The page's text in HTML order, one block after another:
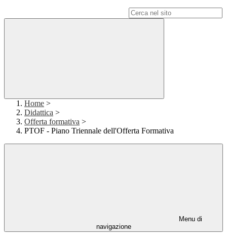
Home >
Didattica >
Offerta formativa >
PTOF - Piano Triennale dell'Offerta Formativa
Menu di
navigazione